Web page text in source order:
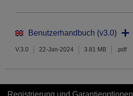
Benutzerhandbuch (v3.0)
V.3.0 22-Jan-2024 3.81 MB .pdf